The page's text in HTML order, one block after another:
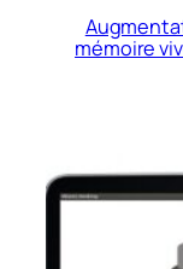
mémoire